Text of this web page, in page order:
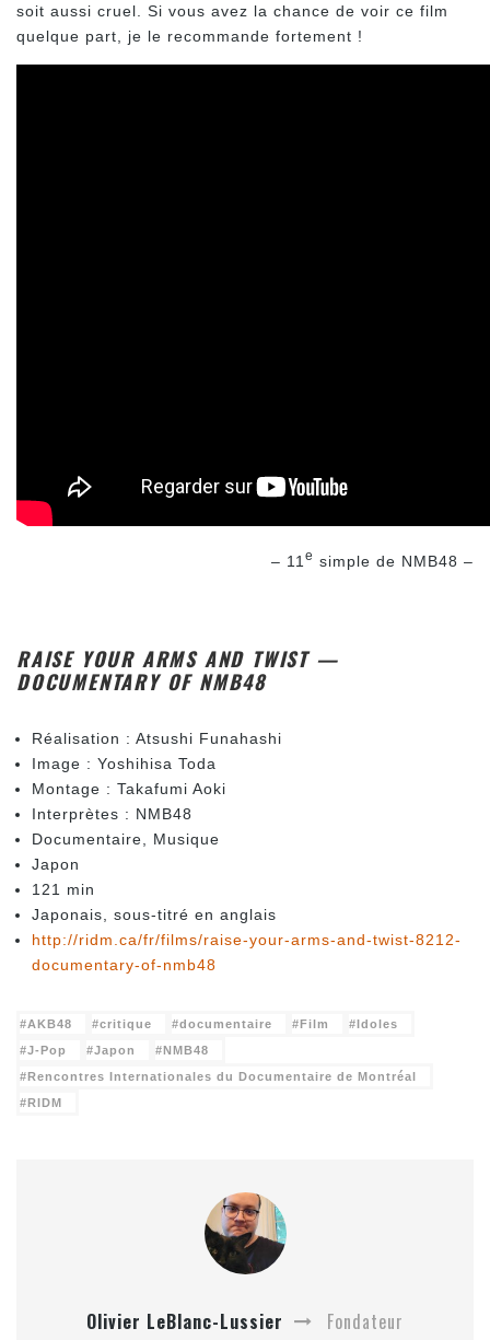
soit aussi cruel. Si vous avez la chance de voir ce film
quelque part, je le recommande fortement !
– 11 e simple de NMB48 –
RAISE YOUR ARMS AND TWIST —
DOCUMENTARY OF NMB48
Réalisation : Atsushi Funahashi
Image : Yoshihisa Toda
Montage : Takafumi Aoki
Interprètes : NMB48
Documentaire, Musique
Japon
121 min
Japonais, sous-titré en anglais
http://ridm.ca/fr/films/raise-your-arms-and-twist-8212-
documentary-of-nmb48
AKB48 critique documentaire Film
Idoles
J-Pop
Japon
NMB48
Rencontres Internationales du Documentaire de Montréal
RIDM
Olivier LeBlanc-Lussier Fondateur